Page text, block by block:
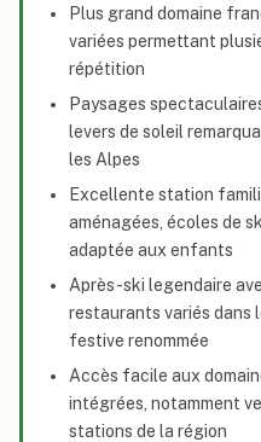
Plus grand domaine
variées permettant
répétition
Paysages
levers de soleil
les Alpes
Excellente station
aménagées, écoles de
adaptée aux enfants
Après-ski legendaire
restaurants variés dans
festive renommée
Accès facile aux
intégrées, notamment
stations de la région